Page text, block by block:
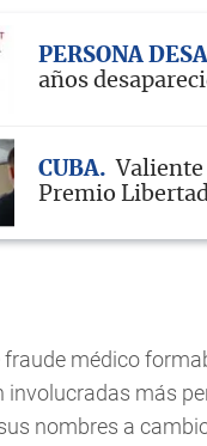
PERSONA
años
CUBA
Premio
fraude médico
involucradas más
nombres a